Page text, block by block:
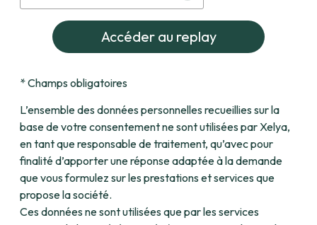
*Champs obligatoires
L’ensemble des données personnelles recueillies sur la
base de votre consentement ne sont utilisées par Xelya,
en tant que responsable de traitement, qu’avec pour
finalité d’apporter une réponse adaptée à la demande
que vous formulez sur les prestations et services que
propose la société.
Ces données ne sont utilisées que par les services